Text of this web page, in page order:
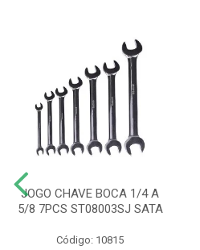
JOGO CHAVE BOCA 1/4 A
5/8 7PCS ST08003SJ SATA
Código: 10815